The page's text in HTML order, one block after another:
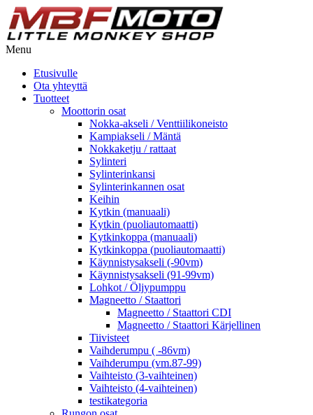
Menu
Etusivulle
Ota yhteyttä
Tuotteet
Moottorin osat
Nokka-akseli / Venttiilikoneisto
Kampiakseli / Mäntä
Nokkaketju / rattaat
Sylinteri
Sylinterinkansi
Sylinterinkannen osat
Keihin
Kytkin (manuaali)
Kytkin (puoliautomaatti)
Kytkinkoppa (manuaali)
Kytkinkoppa (puoliautomaatti)
Käynnistysakseli (-90vm)
Käynnistysakseli (91-99vm)
Lohkot / Öljypumppu
Magneetto / Staattori
Magneetto / Staattori CDI
Magneetto / Staattori Kärjellinen
Tiivisteet
Vaihderumpu ( -86vm)
Vaihderumpu (vm.87-99)
Vaihteisto (3-vaihteinen)
Vaihteisto (4-vaihteinen)
testikategoria